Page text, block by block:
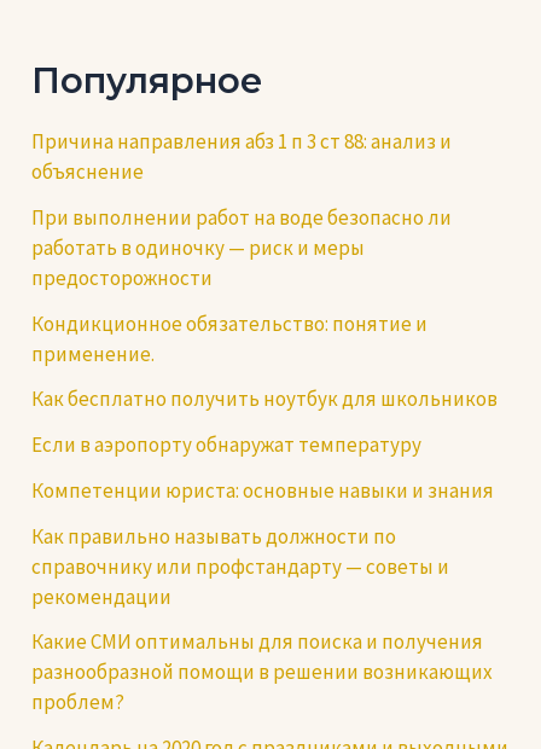
Популярное
Причина направления абз 1 п 3 ст 88: анализ и
объяснение
При выполнении работ на воде безопасно ли
работать в одиночку — риск и меры
предосторожности
Кондикционное обязательство: понятие и
применение.
Как бесплатно получить ноутбук для школьников
Если в аэропорту обнаружат температуру
Компетенции юриста: основные навыки и знания
Как правильно называть должности по
справочнику или профстандарту — советы и
рекомендации
Какие СМИ оптимальны для поиска и получения
разнообразной помощи в решении возникающих
проблем?